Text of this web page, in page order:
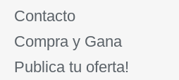
Contacto
Compra y Gana
Publica tu oferta!